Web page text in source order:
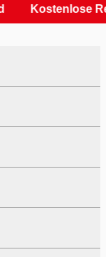
Kostenlose